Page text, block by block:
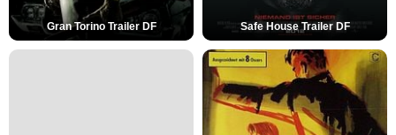
Gran Torino Trailer DF Safe House Trailer DF